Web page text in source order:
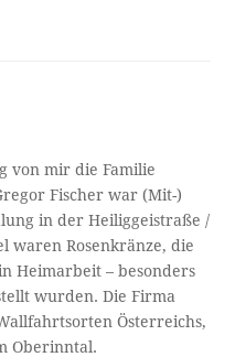
von mir die Familie
Fischer war (Mit-)
in der Heiliggeistraße /
waren Rosenkränze, die
Heimarbeit – besonders
wurden. Die Firma
Österreichs,
Oberinntal.